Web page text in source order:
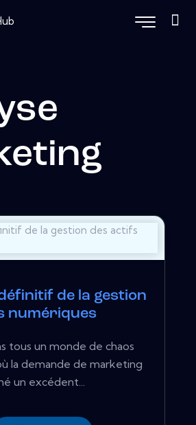
de la gestion
numériques
tous un monde de chaos
la demande de marketing
un excédent...